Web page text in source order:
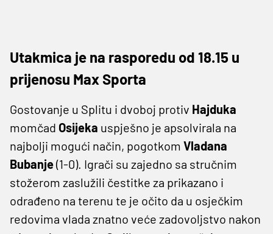
Utakmica je na rasporedu od 18.15 u
prijenosu Max Sporta
Gostovanje u Splitu i dvoboj protiv Hajduka
momčad Osijeka uspješno je apsolvirala na
najbolji mogući način, pogotkom Vladana
Bubanje(1-0). Igrači su zajedno sa stručnim
stožerom zaslužili čestitke za prikazano i
odrađeno na terenu te je očito da u osječkim
redovima vlada znatno veće zadovoljstvo nakon